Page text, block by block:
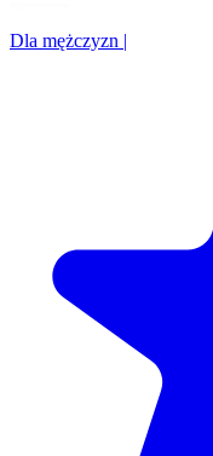
Dla mężczyzn |